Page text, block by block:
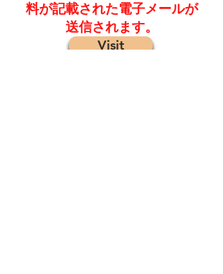
料が記載された電子メールが
送信されます。
Visit